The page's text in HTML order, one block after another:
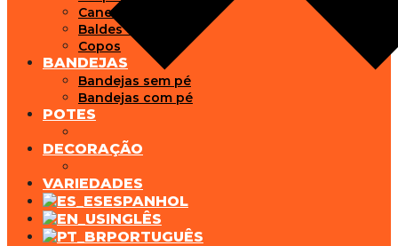
Canecas
Baldes de Gelo
Copos
BANDEJAS
Bandejas sem pé
Bandejas com pé
POTES
DECORAÇÃO
VARIEDADES
ESPANHOL
INGLÊS
PORTUGUÊS